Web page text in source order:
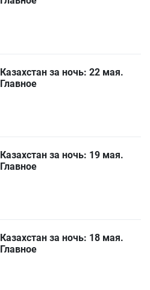
Казахстан за ночь: 22 мая.
Главное
Казахстан за ночь: 19 мая.
Главное
Казахстан за ночь: 18 мая.
Главное